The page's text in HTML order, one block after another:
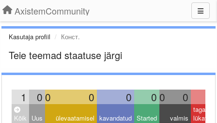
AxistemCommunity
Kasutaja profiil Конст.
Teie teemad staatuse järgi
1 0 0 0 0 0 0 0
Kõik Uus ülevaatamisel kavandatud Started valmis
tagasi
lükatud